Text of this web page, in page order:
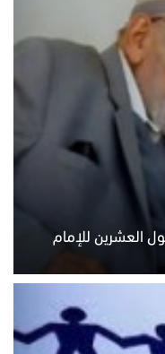
العشرين للإمام